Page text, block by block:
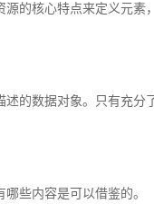
的核心特点来定义元素
的数据对象。只有充分
些内容是可以借鉴的。